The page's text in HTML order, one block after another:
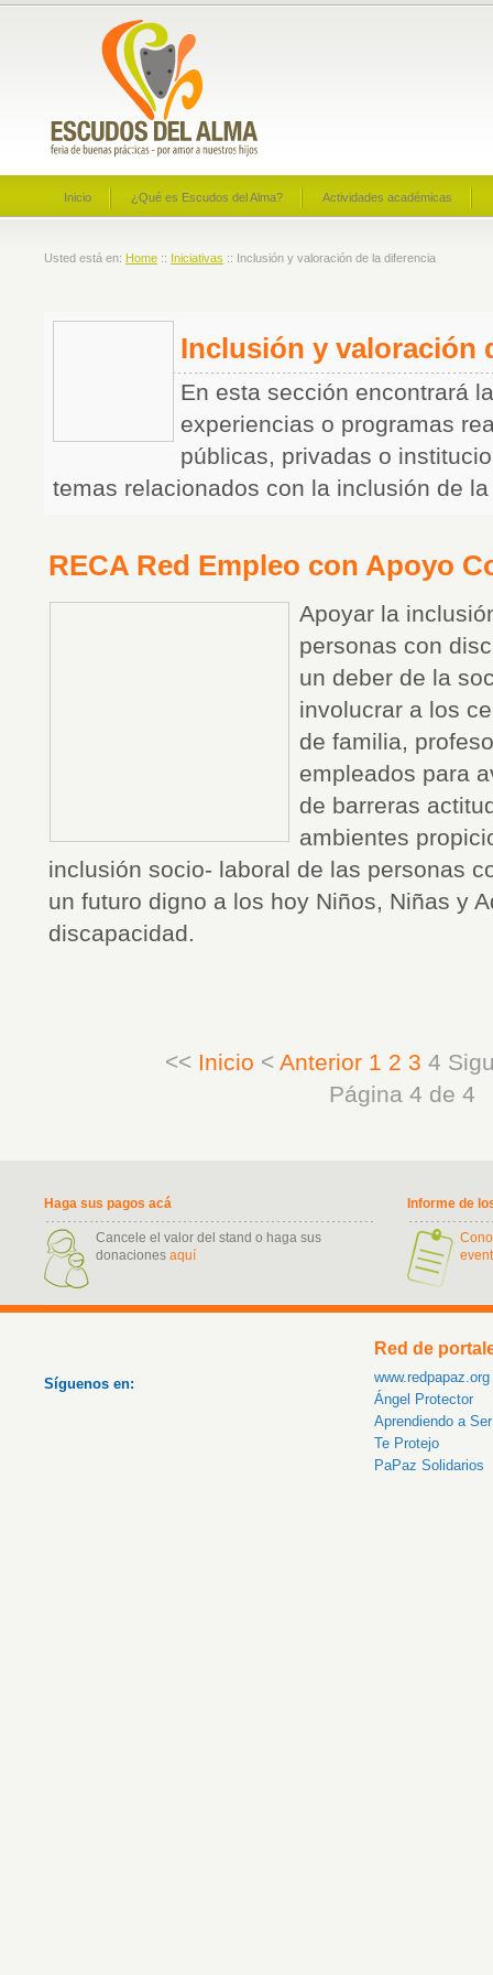
Inicio ¿Qué es Escudos del Alma? Actividades académicas
Usted está en: Home :: Iniciativas :: Inclusión y valoración de la diferencia
Inclusión y valoración
En esta sección encontrará
experiencias o programas
públicas, privadas o
temas relacionados con la inclusión de
RECA Red Empleo con Apoyo
Apoyar la
personas con
un deber de la
involucrar a los
de familia,
empleados para
de barreras
ambientes
inclusión socio- laboral de las personas
un futuro digno a los hoy Niños, Niñas y
discapacidad.
<< Inicio < Anterior 1 2 3 4
Página 4 de 4
Haga sus pagos acá
Cancele el valor del stand o haga sus
donaciones aquí
Informe de
Síguenos en:
Red de
www.redpapaz.org
Ángel Protector
Aprendiendo a
Te Protejo
PaPaz Solidarios